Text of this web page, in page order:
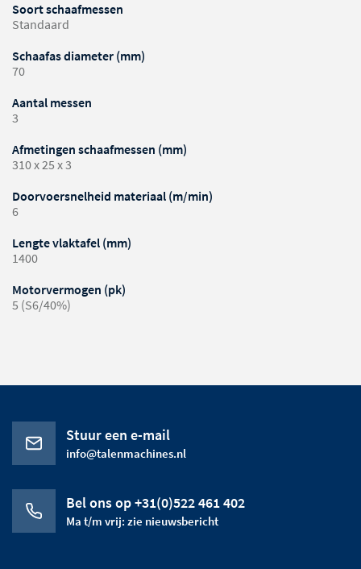
Soort schaafmessen
Standaard
Schaafas diameter (mm)
70
Aantal messen
3
Afmetingen schaafmessen (mm)
310 x 25 x 3
Doorvoersnelheid materiaal (m/min)
6
Lengte vlaktafel (mm)
1400
Motorvermogen (pk)
5 (S6/40%)
Stuur een e-mail
info@talenmachines.nl
Bel ons op +31(0)522 461 402
Ma t/m vrij: zie nieuwsbericht